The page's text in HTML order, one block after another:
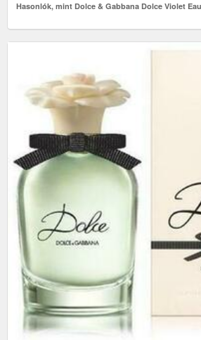
Hasonlók, mint Dolce & Gabbana Dolce Violet